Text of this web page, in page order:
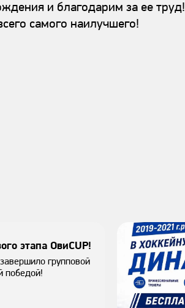
и благодарим за ее труд!
самого наилучшего!
этапа ОвиCUP!
групповой
победой!